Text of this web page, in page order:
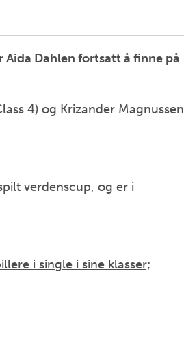
Aida Dahlen fortsatt å finne på
4) og Krizander Magnussen
verdenscup, og er i
i single i sine klasser;